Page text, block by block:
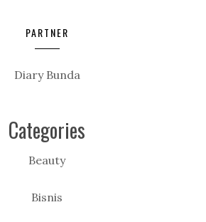
PARTNER
Diary Bunda
Categories
Beauty
Bisnis